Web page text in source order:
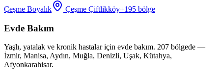
Çeşme Boyalık
Çeşme Çiftlikköy+195 bölge
Evde Bakım
Yaşlı, yatalak ve kronik hastalar için evde bakım. 207 bölgede —
İzmir, Manisa, Aydın, Muğla, Denizli, Uşak, Kütahya,
Afyonkarahisar.